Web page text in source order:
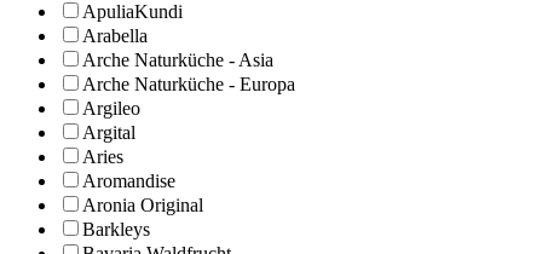
ApuliaKundi
Arabella
Arche Naturküche - Asia
Arche Naturküche - Europa
Argileo
Argital
Aries
Aromandise
Aronia Original
Barkleys